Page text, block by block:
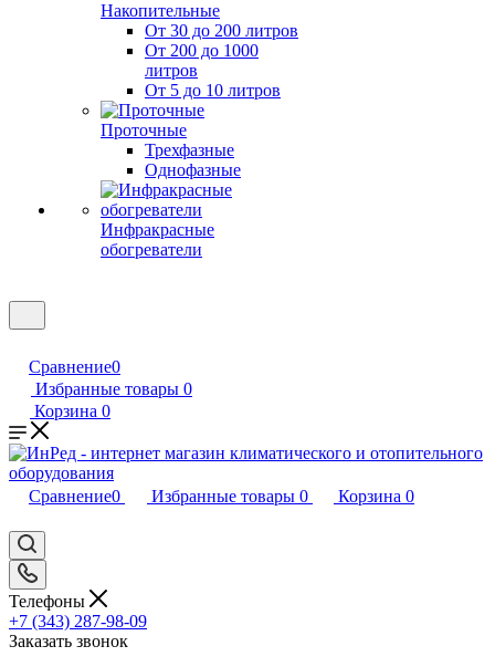
Накопительные
От 30 до 200 литров
От 200 до 1000
литров
От 5 до 10 литров
Проточные
Трехфазные
Однофазные
Инфракрасные
обогреватели
Сравнение0
Избранные товары 0
Корзина 0
Сравнение0 Избранные товары 0 Корзина 0
Телефоны
+7 (343) 287-98-09
Заказать звонок